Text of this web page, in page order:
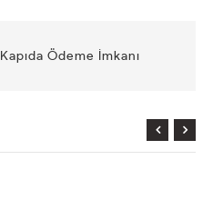
Kapıda Ödeme İmkanı